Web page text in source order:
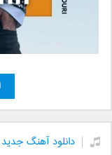
دانلود آهنگ